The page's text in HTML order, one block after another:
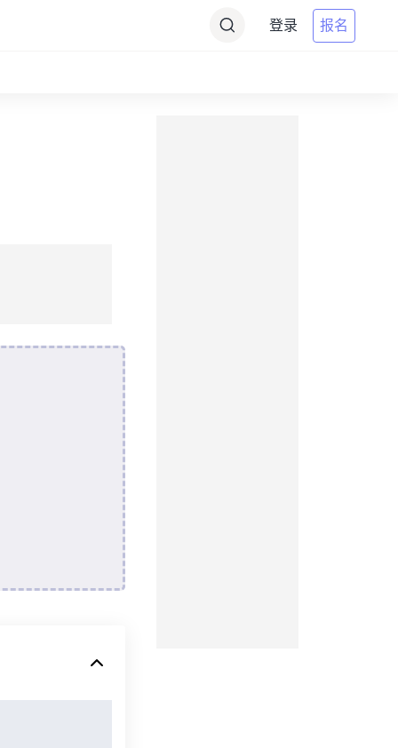
登录 报名